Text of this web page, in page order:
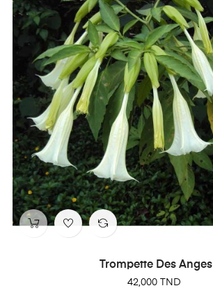
Trompette Des Anges
Prix
42,000 TND